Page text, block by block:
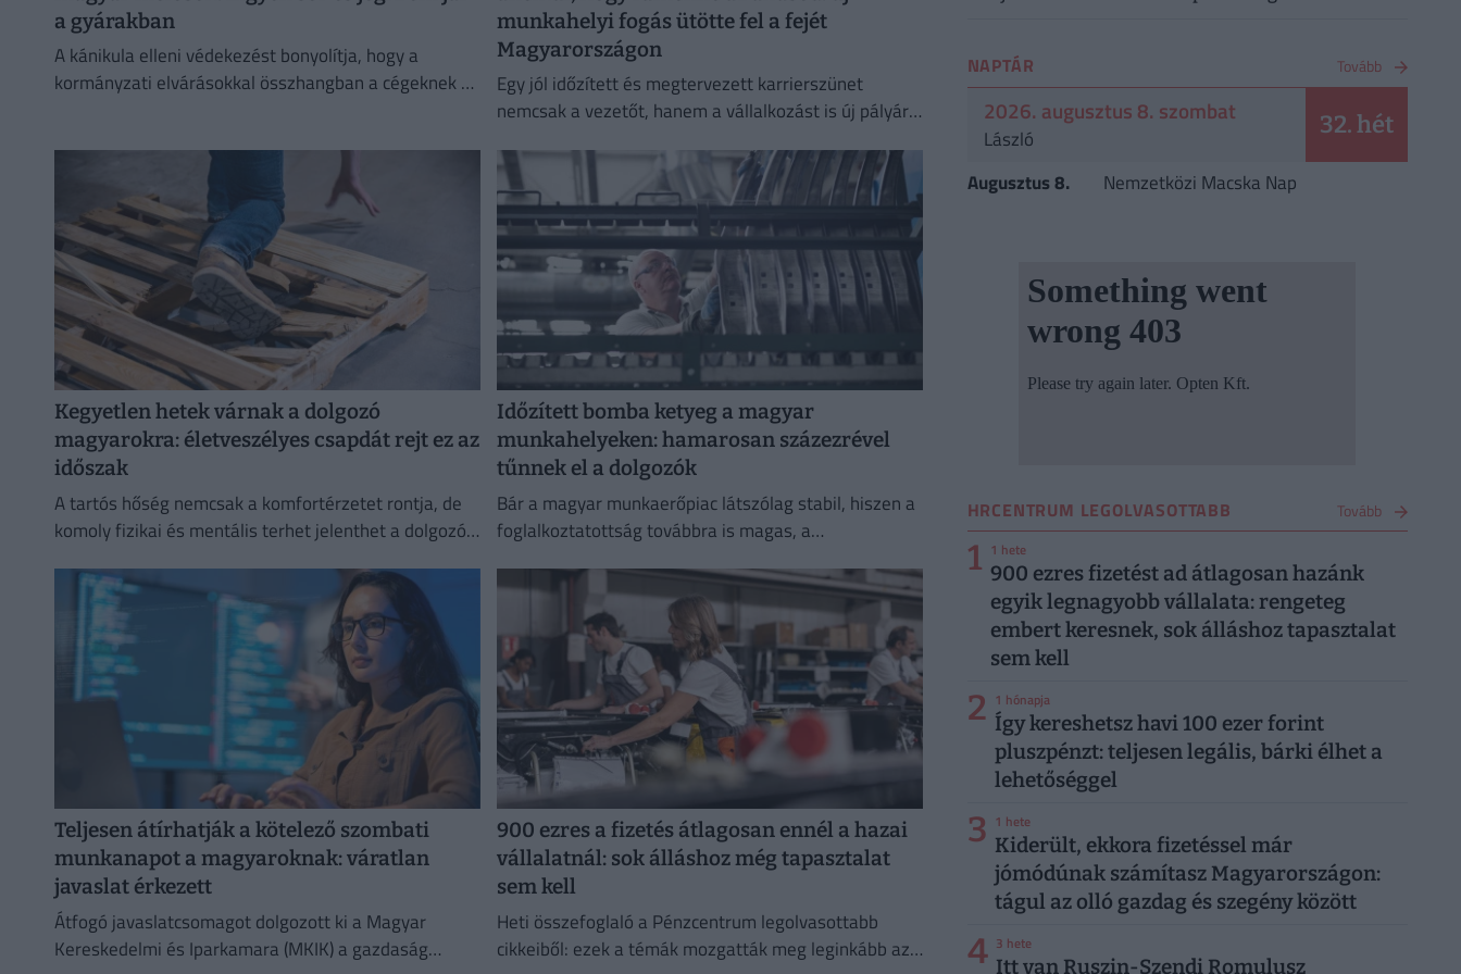
a gyárakban
A kánikula elleni védekezést bonyolítja, hogy a
kormányzati elvárásokkal összhangban a cégeknek az
munkahelyi fogás ütötte fel a fejét
Magyarországon
Egy jól időzített és megtervezett karrierszünet
nemcsak a vezetőt, hanem a vállalkozást is új pályára
Kegyetlen hetek várnak a dolgozó
magyarokra: életveszélyes csapdát rejt ez az
időszak
A tartós hőség nemcsak a komfortérzetet rontja, de
komoly fizikai és mentális terhet jelenthet a dolgozók
Időzített bomba ketyeg a magyar
munkahelyeken: hamarosan százezrével
tűnnek el a dolgozók
Bár a magyar munkaerőpiac látszólag stabil, hiszen a
foglalkoztatottság továbbra is magas, a
mértékben.
Teljesen átírhatják a kötelező szombati
munkanapot a magyaroknak: váratlan
javaslat érkezett
Átfogó javaslatcsomagot dolgozott ki a Magyar
Kereskedelmi és Iparkamara (MKIK) a gazdaság
900 ezres a fizetés átlagosan ennél a hazai
vállalatnál: sok álláshoz még tapasztalat
sem kell
Heti összefoglaló a Pénzcentrum legolvasottabb
cikkeiből: ezek a témák mozgatták meg leginkább az
NAPTÁR Tovább
2026. augusztus 8. szombat
László 32. hét
Augusztus 8. Nemzetközi Macska Nap
HRCENTRUM LEGOLVASOTTABB Tovább
1 1 hete
900 ezres fizetést ad átlagosan hazánk
egyik legnagyobb vállalata: rengeteg
embert keresnek, sok álláshoz tapasztalat
sem kell
2 1 hónapja
Így kereshetsz havi 100 ezer forint
pluszpénzt: teljesen legális, bárki élhet a
lehetőséggel
3 1 hete
Kiderült, ekkora fizetéssel már
jómódúnak számítasz Magyarországon:
tágul az olló gazdag és szegény között
4 3 hete
Itt van Ruszin-Szendi Romulusz